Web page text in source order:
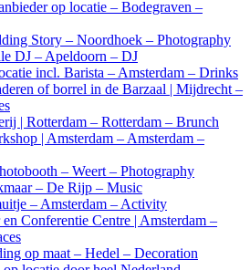
op locatie – Bodegraven –
Story – Noordhoek – Photography
DJ – Apeldoorn – DJ
incl. Barista – Amsterdam – Drinks
of borrel in de Barzaal | Mijdrecht –
| Rotterdam – Rotterdam – Brunch
| Amsterdam – Amsterdam –
– Weert – Photography
– De Rijp – Music
– Amsterdam – Activity
Conferentie Centre | Amsterdam –
op maat – Hedel – Decoration